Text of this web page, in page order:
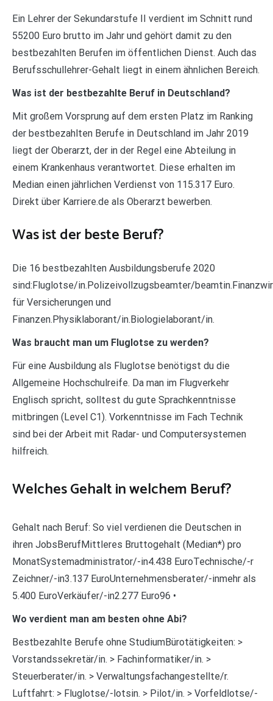
Ein Lehrer der Sekundarstufe II verdient im Schnitt rund
55200 Euro brutto im Jahr und gehört damit zu den
bestbezahlten Berufen im öffentlichen Dienst. Auch das
Berufsschullehrer-Gehalt liegt in einem ähnlichen Bereich.
Was ist der bestbezahlte Beruf in Deutschland?
Mit großem Vorsprung auf dem ersten Platz im Ranking
der bestbezahlten Berufe in Deutschland im Jahr 2019
liegt der Oberarzt, der in der Regel eine Abteilung in
einem Krankenhaus verantwortet. Diese erhalten im
Median einen jährlichen Verdienst von 115.317 Euro.
Direkt über Karriere.de als Oberarzt bewerben.
Was ist der beste Beruf?
Die 16 bestbezahlten Ausbildungsberufe 2020
sind:Fluglotse/in.Polizeivollzugsbeamter/
für Versicherungen und
Finanzen.Physiklaborant/in.Biologielaborant/in.
Was braucht man um Fluglotse zu werden?
Für eine Ausbildung als Fluglotse benötigst du die
Allgemeine Hochschulreife. Da man im Flugverkehr
Englisch spricht, solltest du gute Sprachkenntnisse
mitbringen (Level C1). Vorkenntnisse im Fach Technik
sind bei der Arbeit mit Radar- und Computersystemen
hilfreich.
Welches Gehalt in welchem Beruf?
Gehalt nach Beruf: So viel verdienen die Deutschen in
ihren JobsBerufMittleres Bruttogehalt (Median*) pro
MonatSystemadministrator/-in4.438 EuroTechnische/-r
Zeichner/-in3.137 EuroUnternehmensberater/-inmehr als
5.400 EuroVerkäufer/-in2.277 Euro96 •
Wo verdient man am besten ohne Abi?
Bestbezahlte Berufe ohne StudiumBürotätigkeiten: >
Vorstandssekretär/in. > Fachinformatiker/in. >
Steuerberater/in. > Verwaltungsfachangestellte/r.
Luftfahrt: > Fluglotse/-lotsin. > Pilot/in. > Vorfeldlotse/-